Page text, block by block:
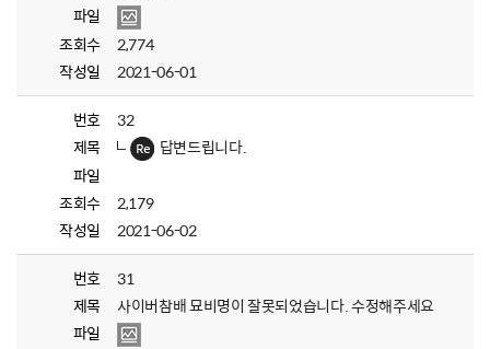
파일
조회수
2,774
작성일
2021-06-01
번호
32
제목
답변드립니다.
파일
조회수
2,179
작성일
2021-06-02
번호
31
제목
사이버참배 묘비명이 잘못되었습니다. 수정해주세요
파일